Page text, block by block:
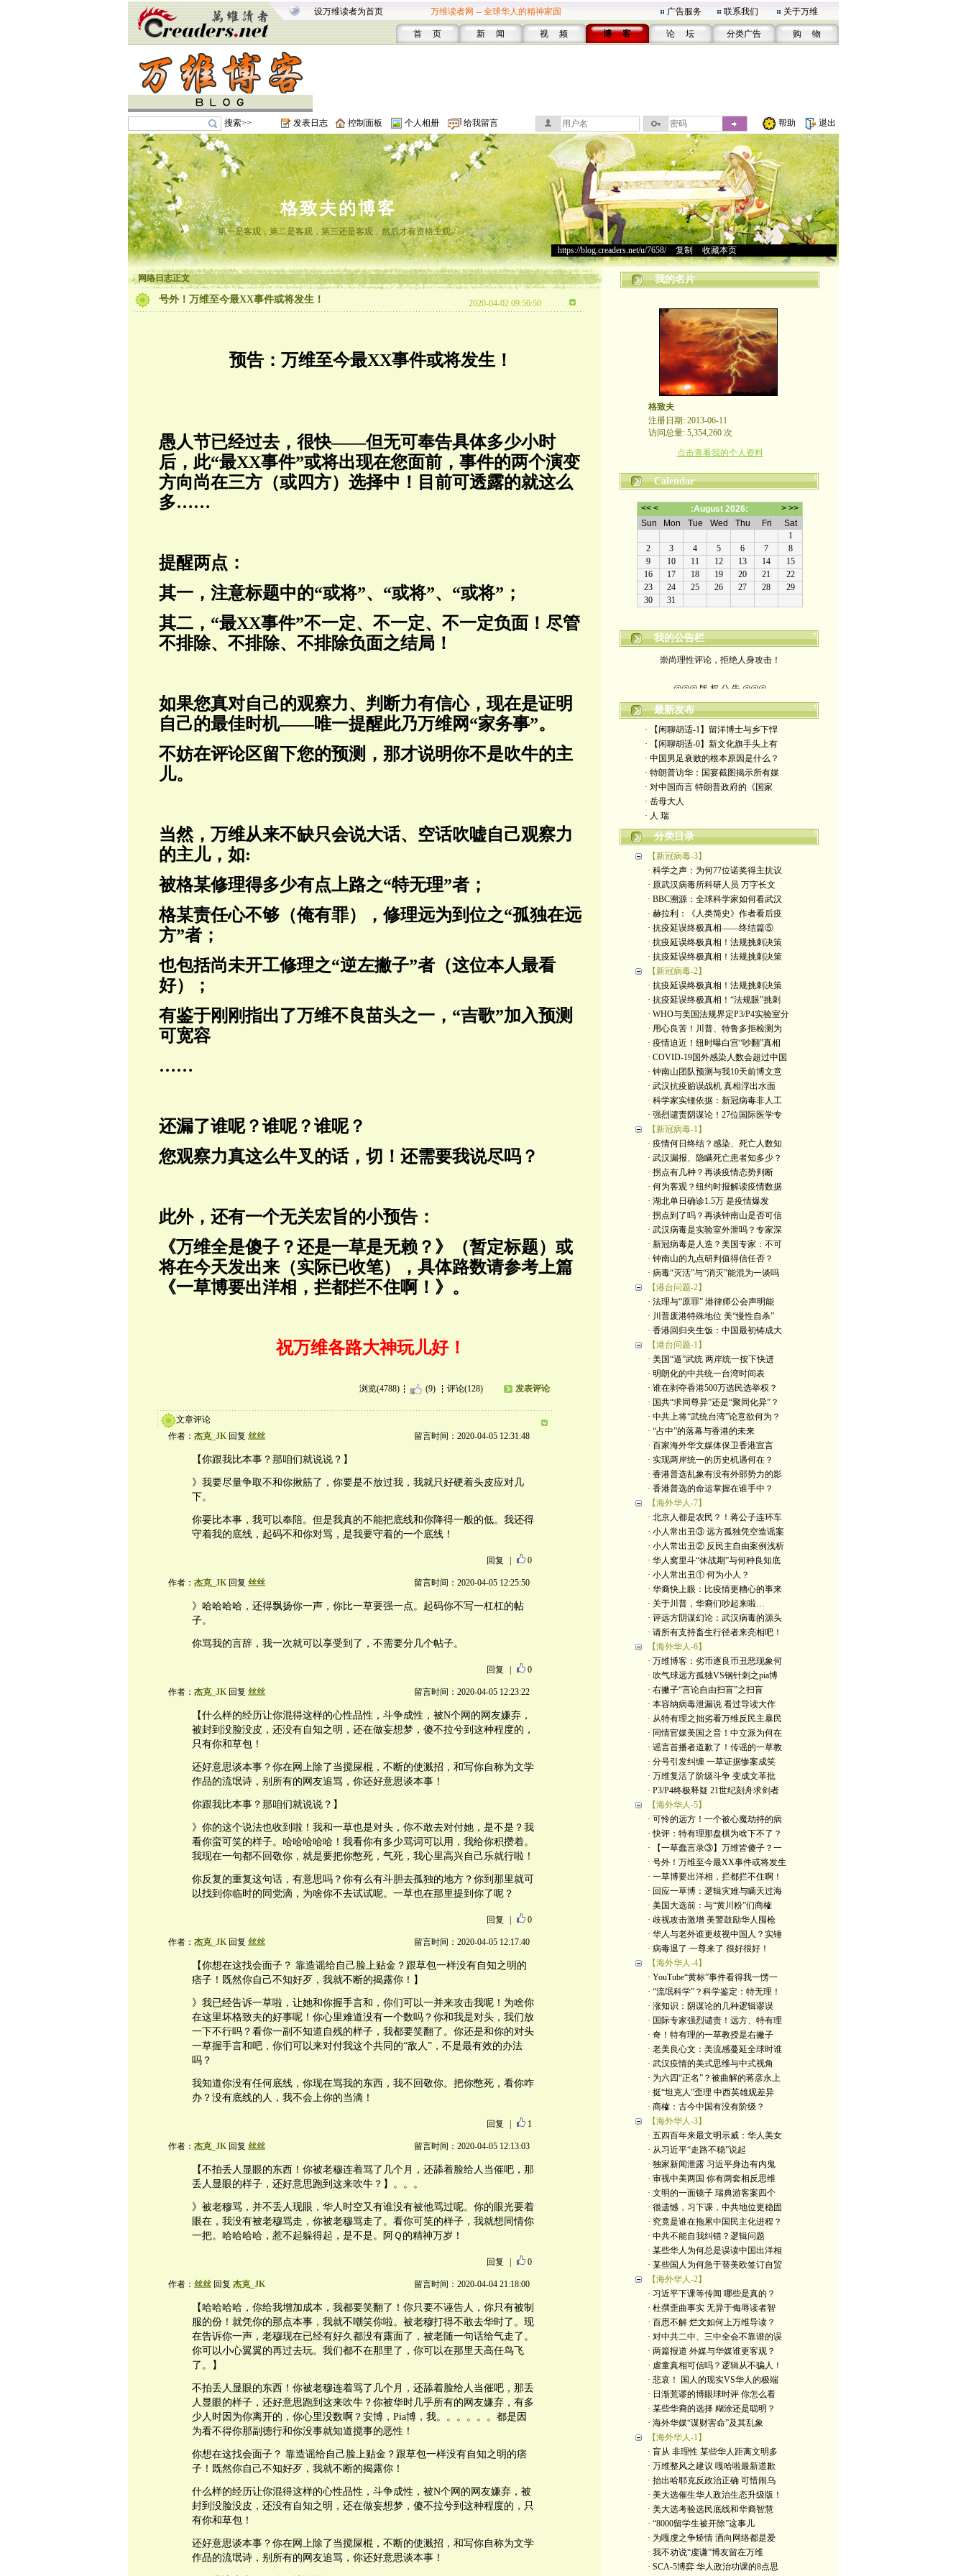
设万维读者为首页 万维读者网 -- 全球华人的精神家园 广告服务 联系我们 关于万维
首 页 新 闻 视 频 博 客 论 坛 分类广告 购 物
搜索>> 发表日志 控制面板 个人相册 给我留言 帮助 退出
格致夫的博客
第一是客观，第二是客观，第三还是客观，然后才有资格主观。
https://blog.creaders.net/u/7658/> 复制 收藏本页
网络日志正文
号外！万维至今最XX事件或将发生！ 2020-04-02 09:50:50
预告：万维至今最XX事件或将发生！
愚人节已经过去，很快——但无可奉告具体多少小时
后，此“最XX事件”或将出现在您面前，事件的两个演变
方向尚在三方（或四方）选择中！目前可透露的就这么
多……
提醒两点：
其一，注意标题中的“或将”、“或将”、“或将”；
其二，“最XX事件”不一定、不一定、不一定负面！尽管
不排除、 不排除、 不排除负面之结局！
如果您真对自己的观察力、判断力有信心，现在是证明
自己的最佳时机——唯一提醒此乃万维网“家务事”。
不妨在评论区留下您的预测，那才说明你不是吹牛的主
儿。
当然，万维从来不缺只会说大话、空话吹嘘自己观察力
的主儿，如:
被格某修理得多少有点上路之“特无理”者；
格某责任心不够（俺有罪），修理远为到位之“孤独在远
方”者；
也包括尚未开工修理之“逆左撇子”者（这位本人最看
好）；
有鉴于刚刚指出了万维不良苗头之一，“吉歌”加入预测
可宽容
……
还漏了谁呢？谁呢？谁呢？
您观察力真这么牛叉的话，切！还需要我说尽吗？
此外，还有一个无关宏旨的小预告：
《万维全是傻子？还是一草是无赖？》（暂定标题）或
将在今天发出来（实际已收笔），具体路数请参考上篇
《一草博要出洋相，拦都拦不住啊！》。
祝万维各路大神玩儿好！
浏览(4788) (9) 评论(128) 发表评论
文章评论
作者： 杰克_JK回复 丝丝 留言时间：2020-04-05 12:31:48
【你跟我比本事？那咱们就说说？】
》我要尽量争取不和你揪筋了，你要是不放过我，我就只好硬着头皮应对几
下。
你要比本事，我可以奉陪。但是我真的不能把底线和你降得一般的低。我还得
守着我的底线，起码不和你对骂，是我要守着的一个底线！
回复 0
作者： 杰克_JK回复 丝丝 留言时间：2020-04-05 12:25:50
》哈哈哈哈，还得飘扬你一声，你比一草要强一点。起码你不写一杠杠的帖
子。
你骂我的言辞，我一次就可以享受到了，不需要分几个帖子。
回复 0
作者： 杰克_JK回复 丝丝 留言时间：2020-04-05 12:23:22
【什么样的经历让你混得这样的心性品性，斗争成性，被N个网的网友嫌弃，
被封到没脸没皮，还没有自知之明，还在做妄想梦，傻不拉兮到这种程度的，
只有你和草包！
还好意思谈本事？你在网上除了当搅屎棍，不断的使溅招，和写你自称为文学
作品的流氓诗，别所有的网友追骂，你还好意思谈本事！
你跟我比本事？那咱们就说说？】
》你的这个说法也收到啦！我和一草也是对头，你不敢去对付她，是不是？我
看你蛮可笑的样子。哈哈哈哈哈！我看你有多少骂词可以用，我给你积攒着。
我现在一句都不回敬你，就是要把你憋死，气死，我心里高兴自己乐就行啦！
你反复的重复这句话，有意思吗？你有么有斗胆去孤独的地方？你到那里就可
以找到你临时的同党滴，为啥你不去试试呢。一草也在那里提到你了呢？
回复 0
作者： 杰克_JK回复 丝丝 留言时间：2020-04-05 12:17:40
【你想在这找会面子？ 靠造谣给自己脸上贴金？跟草包一样没有自知之明的
痞子！既然你自己不知好歹，我就不断的揭露你！】
》我已经告诉一草啦，让她和你握手言和，你们可以一并来攻击我呢！为啥你
在这里坏格致夫的好事呢！你心里难道没有一个数吗？你和我是对头，我们放
一下不行吗？看你一副不知道自残的样子，我都要笑翻了。你还是和你的对头
一草握手言和吧，你们可以来对付我这个共同的“敌人”，不是最有效的办法
吗？
我知道你没有任何底线，你现在骂我的东西，我不回敬你。把你憋死，看你咋
办？没有底线的人，我不会上你的当滴！
回复 1
作者： 杰克_JK回复 丝丝 留言时间：2020-04-05 12:13:03
【不拍丢人显眼的东西！你被老穆连着骂了几个月，还舔着脸给人当催吧，那
丢人显眼的样子，还好意思跑到这来吹牛？】。。。
》被老穆骂，并不丢人现眼，华人时空又有谁没有被他骂过呢。你的眼光要着
眼在，我没有被老穆骂走，你被老穆骂走了。看你可笑的样子，我就想同情你
一把。哈哈哈哈，惹不起躲得起，是不是。阿Ｑ的精神万岁！
回复 0
作者： 丝丝回复 杰克_JK 留言时间：2020-04-04 21:18:00
【哈哈哈哈，你给我增加成本，我都要笑翻了！你只要不诬告人，你只有被制
服的份！就凭你的那点本事，我就不嘲笑你啦。被老穆打得不敢去华时了。现
在告诉你一声，老穆现在已经有好久都没有露面了，被老随一句话给气走了。
你可以小心翼翼的再过去玩。我们都不在那里了，你可以在那里天高任鸟飞
了。】
不拍丢人显眼的东西！你被老穆连着骂了几个月，还舔着脸给人当催吧，那丢
人显眼的样子，还好意思跑到这来吹牛？你被华时几乎所有的网友嫌弃，有多
少人时因为你离开的，你心里没数啊？安博，Pia博，我。。。。。。都是因
为看不得你那副德行和你没事就知道搅事的恶性！
你想在这找会面子？ 靠造谣给自己脸上贴金？跟草包一样没有自知之明的痞
子！既然你自己不知好歹，我就不断的揭露你！
什么样的经历让你混得这样的心性品性，斗争成性，被N个网的网友嫌弃，被
封到没脸没皮，还没有自知之明，还在做妄想梦，傻不拉兮到这种程度的，只
有你和草包！
还好意思谈本事？你在网上除了当搅屎棍，不断的使溅招，和写你自称为文学
作品的流氓诗，别所有的网友追骂，你还好意思谈本事！
我的名片
格致夫
注册日期: 2013-06-11
访问总量: 5,354,260 次
点击查看我的个人资料
Calendar
我的公告栏
崇尚理性评论，拒绝人身攻击！
本博客所发布文章，
除特别注明者外，均为原创。
转载或制作视频，
须注明如下版权信息：
作者（格致夫）和出处（万维链接）
最新发布
· 【闲聊胡适-1】留洋博士与乡下悍
· 【闲聊胡适-0】新文化旗手头上有
· 中国男足衰败的根本原因是什么？
· 特朗普访华：国宴截图揭示所有媒
· 对中国而言 特朗普政府的《国家
· 岳母大人
· 人 瑞
分类目录
【新冠病毒-3】
· 科学之声：为何77位诺奖得主抗议
· 原武汉病毒所科研人员 万字长文
· BBC溯源：全球科学家如何看武汉
· 赫拉利：《人类简史》作者看后疫
· 抗疫延误终极真相——终结篇⑤
· 抗疫延误终极真相！法规挑刺决策
· 抗疫延误终极真相！法规挑刺决策
【新冠病毒-2】
· 抗疫延误终极真相！法规挑刺决策
· 抗疫延误终极真相！“法规眼”挑刺
· WHO与美国法规界定P3/P4实验室分
· 用心良苦！川普、特鲁多拒检测为
· 疫情迫近！纽时曝白宫“吵翻”真相
· COVID-19国外感染人数会超过中国
· 钟南山团队预测与我10天前博文意
· 武汉抗疫贻误战机 真相浮出水面
· 科学家实锤依据：新冠病毒非人工
· 强烈谴责阴谋论！27位国际医学专
【新冠病毒-1】
· 疫情何日终结？感染、死亡人数知
· 武汉漏报、隐瞒死亡患者知多少？
· 拐点有几种？再谈疫情态势判断
· 何为客观？纽约时报解读疫情数据
· 湖北单日确诊1.5万 是疫情爆发
· 拐点到了吗？再谈钟南山是否可信
· 武汉病毒是实验室外泄吗？专家深
· 新冠病毒是人造？美国专家：不可
· 钟南山的九点研判值得信任否？
· 病毒“灭活”与“消灭”能混为一谈吗
【港台问题-2】
· 法理与“原罪” 港律师公会声明能
· 川普废港特殊地位 美“慢性自杀”
· 香港回归夹生饭：中国最初铸成大
【港台问题-1】
· 美国“逼”武统 两岸统一按下快进
· 明朗化的中共统一台湾时间表
· 谁在剥夺香港500万选民选举权？
· 国共“求同尊异”还是“聚同化异”？
· 中共上将“武统台湾”论意欲何为？
· “占中”的落幕与香港的未来
· 百家海外华文媒体保卫香港宣言
· 实现两岸统一的历史机遇何在？
· 香港普选乱象有没有外部势力的影
· 香港普选的命运掌握在谁手中？
【海外华人-7】
· 北京人都是农民？！蒋公子连环车
· 小人常出丑③ 远方孤独凭空造谣案
· 小人常出丑② 反民主自由案例浅析
· 华人窝里斗“休战期”与何种良知底
· 小人常出丑① 何为小人？
· 华裔快上眼：比疫情更糟心的事来
· 关于川普，华裔们吵起来啦…
· 评远方阴谋幻论：武汉病毒的源头
· 请所有支持畜生行径者来亮相吧！
【海外华人-6】
· 万维博客：劣币逐良币丑恶现象何
· 吹气球远方孤独VS钢针刺之pia博
· 右撇子“言论自由扫盲”之扫盲
· 本容纳病毒泄漏说 看过导读大作
· 从特有理之拙劣看万维反民主暴民
· 同情官媒美国之音！中立派为何在
· 谣言首播者道歉了！传谣的一草教
· 分号引发纠缠 一草证据惨案成笑
· 万维复活了阶级斗争 变成文革批
· P3/P4终极释疑 21世纪刻舟求剑者
【海外华人-5】
· 可怜的远方！一个被心魔劫持的病
· 快评：特有理那盘棋为啥下不了？
· 【一草蠢言录③】万维皆傻子？一
· 号外！万维至今最XX事件或将发生
· 一草博要出洋相，拦都拦不住啊！
· 回应一草博：逻辑灾难与瞒天过海
· 美国大选前：与“黄川粉”们商榷
· 歧视攻击激增 美警鼓励华人囤枪
· 华人与老外谁更歧视中国人？实锤
· 病毒退了 一尊来了 很好很好！
【海外华人-4】
· YouTube“黄标”事件看得我一愣一
· “流氓科学”？科学鉴定：特无理！
· 涨知识：阴谋论的几种逻辑谬误
· 国际专家强烈谴责！远方、特有理
· 奇！特有理的一草教授是右撇子
· 老美良心文：美流感蔓延全球时谁
· 武汉疫情的美式思维与中式视角
· 为六四“正名”？被曲解的蒋彦永上
· 挺“坦克人”歪理 中西英雄观差异
· 商榷：古今中国有没有阶级？
【海外华人-3】
· 五四百年来最文明示威：华人美女
· 从习近平“走路不稳”说起
· 独家新闻泄露 习近平身边有内鬼
· 审视中美两国 你有两套相反思维
· 文明的一面镜子 瑞典游客案四个
· 很遗憾，习下课，中共地位更稳固
· 究竟是谁在拖累中国民主化进程？
· 中共不能自我纠错？逻辑问题
· 某些华人为何总是误读中国出洋相
· 某些国人为何急于替美欧签订自贸
【海外华人-2】
· 习近平下课等传闻 哪些是真的？
· 杜撰歪曲事实 无异于侮辱读者智
· 百思不解 烂文如何上万维导读？
· 对中共二中、三中全会不靠谱的误
· 两篇报道 外媒与华媒谁更客观？
· 虐童真相可信吗？逻辑从不骗人！
· 悲哀！ 国人的现实VS华人的极端
· 日渐荒谬的博眼球时评 你怎么看
· 某些华裔的选择 糊涂还是聪明？
· 海外华媒“谋财害命”及其乱象
【海外华人-1】
· 盲从 非理性 某些华人距离文明多
· 万维整风之建议 嘎哈啦最新道歉
· 抬出哈耶克反政治正确 可惜闹乌
· 美大选催生华人政治生态升级版！
· 美大选考验选民底线和华裔智慧
· “8000留学生被开除”这事儿
· 为嘎虔之争矫情 洒向网络都是爱
· 我不劝说“虔谦”博友留在万维
· SCA-5博弈 华人政治功课的8点思